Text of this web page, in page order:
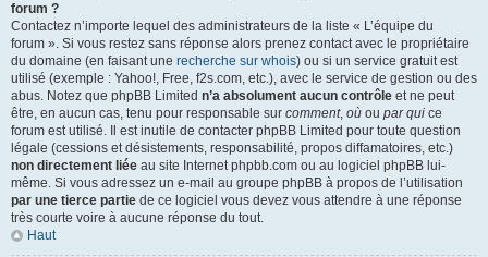
forum ?
Contactez n’importe lequel des administrateurs de la liste « L’équipe du
forum ». Si vous restez sans réponse alors prenez contact avec le propriétaire
du domaine (en faisant une recherche sur whois) ou si un service gratuit est
utilisé (exemple : Yahoo!, Free, f2s.com, etc.), avec le service de gestion ou des
abus. Notez que phpBB Limited n’a absolument aucun contrôle et ne peut
être, en aucun cas, tenu pour responsable sur comment, où ou par qui ce
forum est utilisé. Il est inutile de contacter phpBB Limited pour toute question
légale (cessions et désistements, responsabilité, propos diffamatoires, etc.)
non directement liée au site Internet phpbb.com ou au logiciel phpBB lui-
même. Si vous adressez un e-mail au groupe phpBB à propos de l’utilisation
par une tierce partie de ce logiciel vous devez vous attendre à une réponse
très courte voire à aucune réponse du tout.
Haut